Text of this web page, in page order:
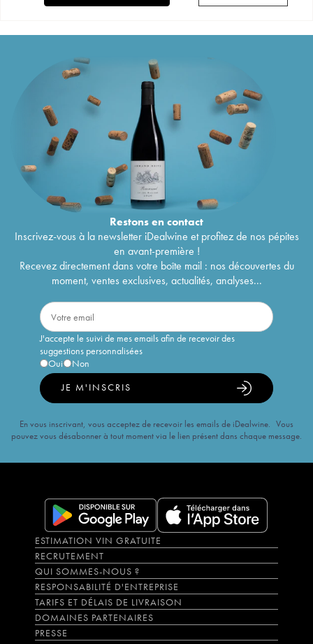
Restons encontact
Inscrivez-vous à la newsletter iDealwine et profitez de nos pépites
en avant-première !
Recevez directement dans votre boîte mail : nos découvertes du
moment, ventes exclusives, actualités, analyses...
J'accepte le suivi de mes emails afin de recevoir des
suggestions personnalisées
Oui
Non
JE M'INSCRIS
En vous inscrivant, vous acceptez de recevoir les emails de iDealwine. Vous
pouvez vous désabonner à tout moment via le lien présent dans chaque message.
ESTIMATION VIN GRATUITE
RECRUTEMENT
QUI SOMMES-NOUS ?
RESPONSABILITÉ D'ENTREPRISE
TARIFS ET DÉLAIS DE LIVRAISON
DOMAINES PARTENAIRES
PRESSE